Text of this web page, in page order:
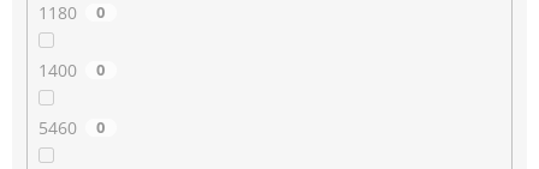
1180 0
1400 0
5460 0